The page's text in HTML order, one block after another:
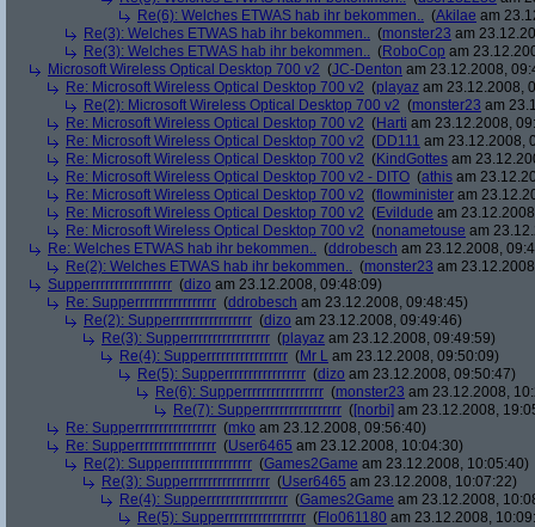
Re(6): Welches ETWAS hab ihr bekommen.. (Akilae am
Re(3): Welches ETWAS hab ihr bekommen.. (monster23 am
Re(3): Welches ETWAS hab ihr bekommen.. (RoboCop am
Microsoft Wireless Optical Desktop 700 v2 (JC-Denton am 23.12.2008,
Re: Microsoft Wireless Optical Desktop 700 v2 (playaz am 23.12.2008,
Re(2): Microsoft Wireless Optical Desktop 700 v2 (monster23 am
Re: Microsoft Wireless Optical Desktop 700 v2 (Harti am 23.12.2008,
Re: Microsoft Wireless Optical Desktop 700 v2 (DD111 am 23.12.2008,
Re: Microsoft Wireless Optical Desktop 700 v2 (KindGottes am
Re: Microsoft Wireless Optical Desktop 700 v2 - DITO (athis am
Re: Microsoft Wireless Optical Desktop 700 v2 (flowminister am
Re: Microsoft Wireless Optical Desktop 700 v2 (Evildude am
Re: Microsoft Wireless Optical Desktop 700 v2 (nonametouse am
Re: Welches ETWAS hab ihr bekommen.. (ddrobesch am 23.12.2008,
Re(2): Welches ETWAS hab ihr bekommen.. (monster23 am
Supperrrrrrrrrrrrrrrrr (dizo am 23.12.2008, 09:48:09)
Re: Supperrrrrrrrrrrrrrrrr (ddrobesch am 23.12.2008, 09:48:45)
Re(2): Supperrrrrrrrrrrrrrrrr (dizo am 23.12.2008, 09:49:46)
Re(3): Supperrrrrrrrrrrrrrrrr (playaz am 23.12.2008, 09:49:59)
Re(4): Supperrrrrrrrrrrrrrrrr (Mr L am 23.12.2008, 09:50:09)
Re(5): Supperrrrrrrrrrrrrrrrr (dizo am 23.12.2008, 09:50:47)
Re(6): Supperrrrrrrrrrrrrrrrr (monster23 am 23.12.2008,
Re(7): Supperrrrrrrrrrrrrrrrr ([norbi] am 23.12.2008,
Re: Supperrrrrrrrrrrrrrrrr (mko am 23.12.2008, 09:56:40)
Re: Supperrrrrrrrrrrrrrrrr (User6465 am 23.12.2008, 10:04:30)
Re(2): Supperrrrrrrrrrrrrrrrr (Games2Game am 23.12.2008, 10:05:40)
Re(3): Supperrrrrrrrrrrrrrrrr (User6465 am 23.12.2008, 10:07:22)
Re(4): Supperrrrrrrrrrrrrrrrr (Games2Game am 23.12.2008,
Re(5): Supperrrrrrrrrrrrrrrrr (Flo061180 am 23.12.2008,